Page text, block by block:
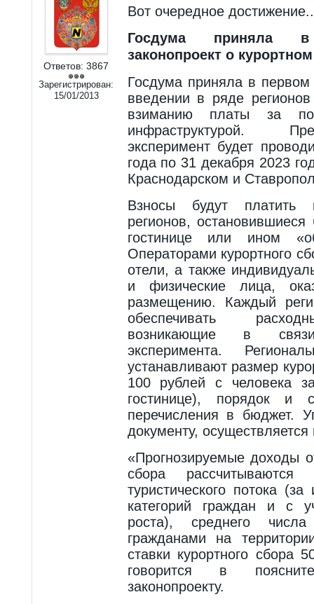
Ответов: 3867
Зарегистрирован:
15/01/2013
Вот очередное
Госдума приняла
законопроект о
Госдума приняла в первом
введении в ряде
взиманию платы за
инфраструктурой.
эксперимент будет
года по 31 декабря 2023
Краснодарском и
Взносы будут платить
регионов,
гостинице или ином
Операторами курортного
отели, а также
и физические лица,
размещению. Каждый
обеспечивать
возникающие в
эксперимента.
устанавливают размер
100 рублей с человека
гостинице), порядок и
перечисления в бюджет.
документу, осуществляется
«Прогнозируемые доходы
сбора
туристического потока
категорий граждан и с
роста), среднего
гражданами на
ставки курортного сбора
говорится в
законопроекту.